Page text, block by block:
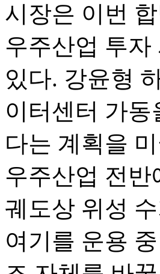
시장은 이번
우주산업 투
있다. 강윤형
이터센터 가
다는 계획을
우주산업 전
궤도상 위성
여기를 운용